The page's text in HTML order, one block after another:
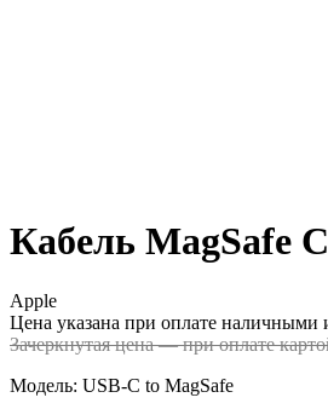
Кабель MagSafe
Apple
Цена указана при оплате наличными
Зачеркнутая цена — при оплате
Модель: USB-C to MagSafe